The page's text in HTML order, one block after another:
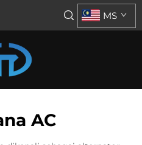
MS
AC